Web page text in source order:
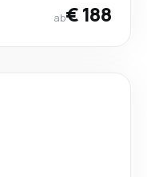
ab€ 188